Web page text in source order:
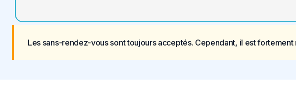
Les sans-rendez-vous sont toujours acceptés. Cependant, il est